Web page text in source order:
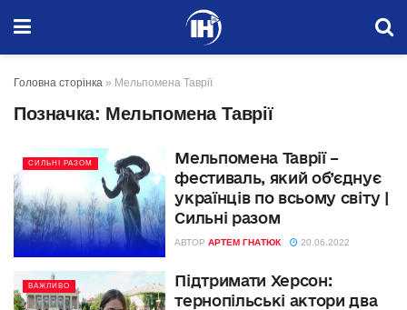
Головна сторінка » Мельпомена Таврії
Позначка: Мельпомена Таврії
СИЛЬНІ РАЗОМ
Мельпомена Таврії –
фестиваль, який об’єднує
українців по всьому світу |
Сильні разом
АВТОР АРТЕМ ГНАТЮК 20.06.2022
ВАЖЛИВО
Підтримати Херсон:
тернопільські актори два